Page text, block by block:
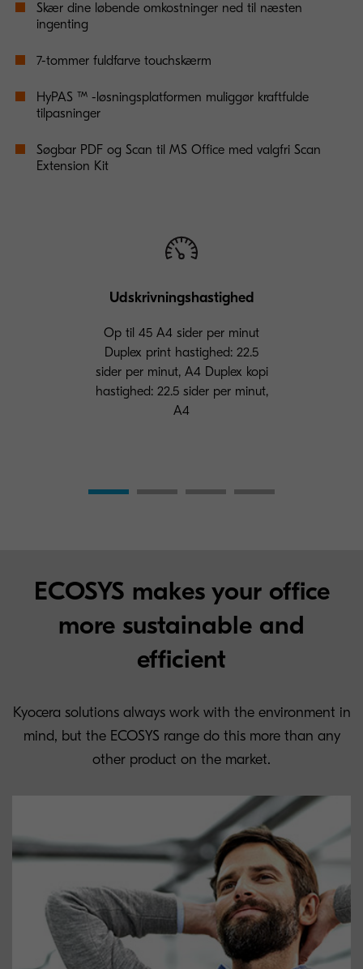
Skær dine løbende omkostninger ned til næsten
ingenting
7-tommer fuldfarve touchskærm
HyPAS ™ -løsningsplatformen muliggør kraftfulde
tilpasninger
Søgbar PDF og Scan til MS Office med valgfri Scan
Extension Kit
Udskrivningshastighed
Op til 45 A4 sider per minut
Duplex print hastighed: 22.5
sider per minut, A4 Duplex kopi
hastighed: 22.5 sider per minut,
A4
ECOSYS makes your office
more sustainable and
efficient
Kyocera solutions always work with the environment in
mind, but the ECOSYS range do this more than any
other product on the market.